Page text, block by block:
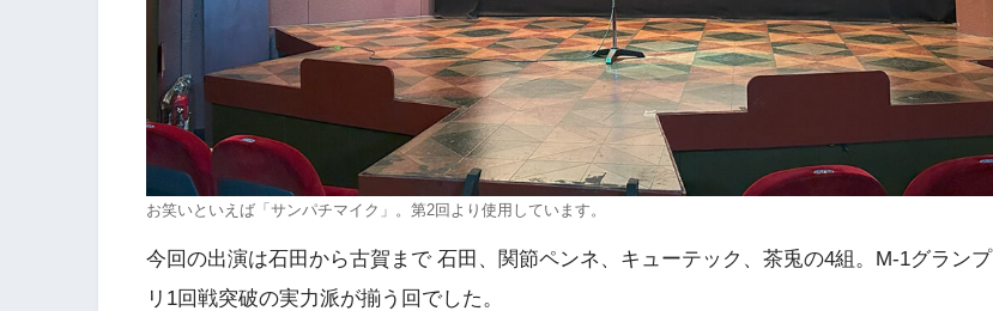
お笑いといえば「サンパチマイク」。第2回より使用しています。
今回の出演は石田から古賀まで 石田、関節ペンネ、キューテック、茶兎の4組。M-1グランプ
リ1回戦突破の実力派が揃う回でした。